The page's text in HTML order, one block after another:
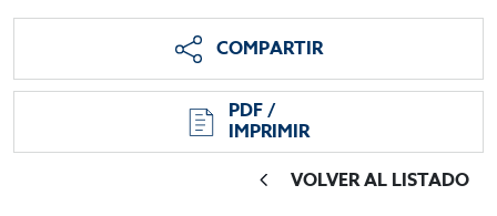
COMPARTIR
PDF /
IMPRIMIR
VOLVER AL LISTADO